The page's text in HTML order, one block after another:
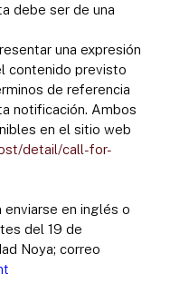
debe ser de una
una expresión
contenido previsto
de referencia
notificación. Ambos
en el sitio web
detail/call-for-
en inglés o
del 19 de
Noya; correo